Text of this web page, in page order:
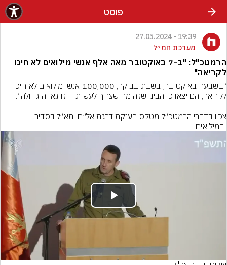
פוסט
19:39 - 27.05.2024
מערכת חמ״ל
הרמטכ"ל: "ב-7 באוקטובר מאה אלף אנשי מילואים לא חיכו
לקריאה"
ובמילואים.
Play